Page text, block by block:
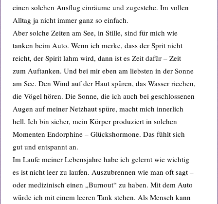
einen solchen Ausflug einräume und zugestehe. Im vollen
Alltag ja nicht immer ganz so einfach.
Aber solche Zeiten am See, in Stille, sind für mich wie
tanken beim Auto. Wenn ich merke, dass der Sprit nicht
reicht, der Spirit lahm wird, dann ist es Zeit dafür – Zeit
zum Auftanken. Und bei mir eben am liebsten in der Sonne
am See. Den Wind auf der Haut spüren, das Wasser riechen,
die Vögel hören. Die Sonne, die ich auch bei geschlossenen
Augen auf meiner Netzhaut spüre, macht mich innerlich
hell. Ich bin sicher, mein Körper produziert in solchen
Momenten Endorphine – Glückshormone. Das fühlt sich
gut und entspannt an.
Im Laufe meiner Lebensjahre habe ich gelernt wie wichtig
es ist nicht leer zu laufen. Auszubrennen wie man oft sagt –
oder medizinisch einen „Burnout“ zu haben. Mit dem Auto
würde ich mit einem leeren Tank stehen. Als Mensch kann